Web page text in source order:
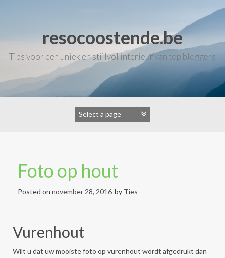
resocoostende.be
Tips voor een uniek en stijlvol interieur van top bloggers
Foto op hout
Posted on november 28, 2016 by Ties
Vurenhout
Wilt u dat uw mooiste foto op vurenhout wordt afgedrukt dan